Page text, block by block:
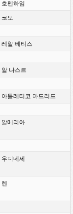
호펜하임
코모
레알 베티스
알 나스르
아틀레티코 마드리드
알메리아
우디네세
렌